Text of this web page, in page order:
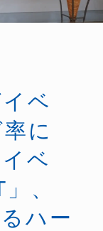
ベ
に
ベ
、
ハー